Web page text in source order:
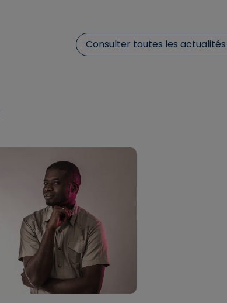
Consulter toutes les